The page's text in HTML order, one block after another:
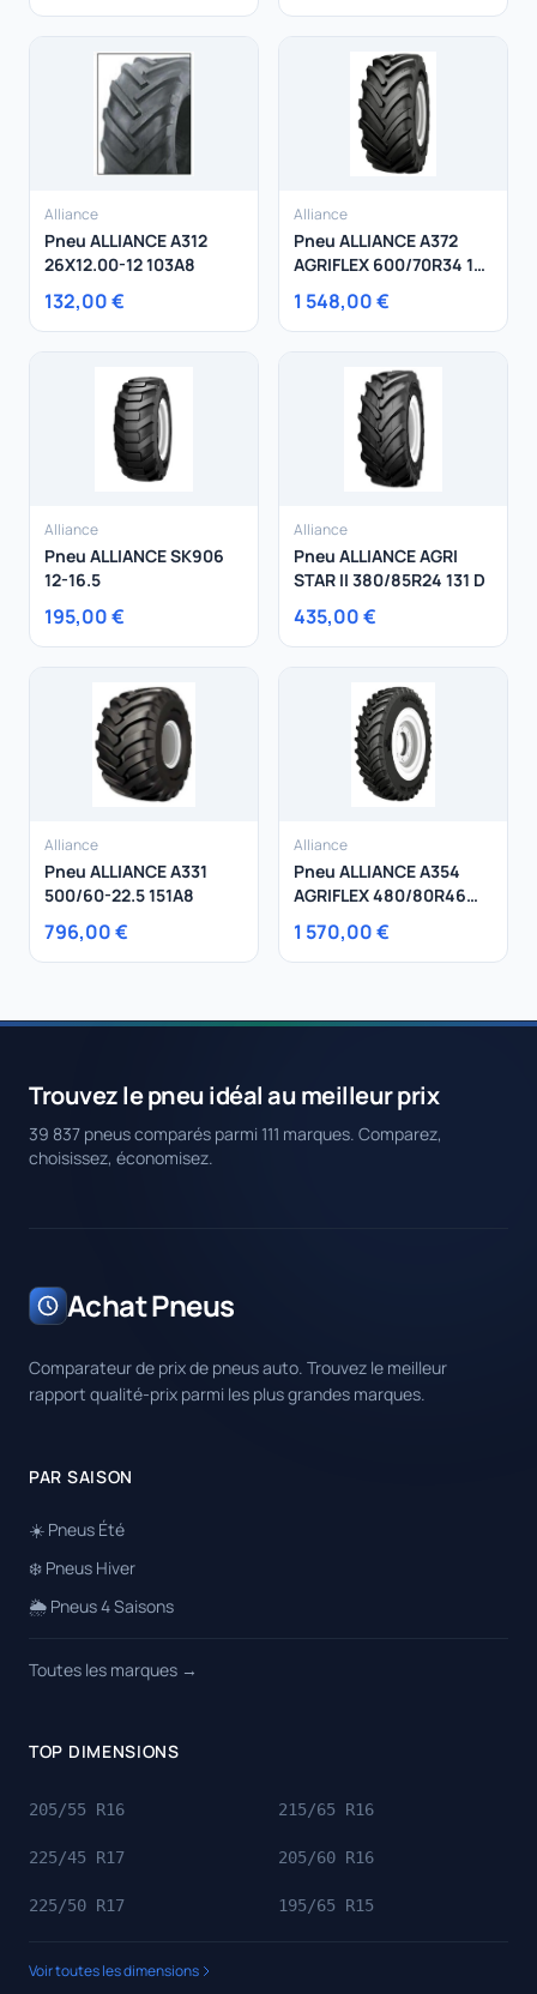
Alliance
Pneu ALLIANCE A312
26X12.00-12 103A8
132,00 €
Alliance
Pneu ALLIANCE A372
AGRIFLEX 600/70R34 167
D
1 548,00 €
Alliance
Pneu ALLIANCE SK906
12-16.5
195,00 €
Alliance
Pneu ALLIANCE AGRI
STAR II 380/85R24 131 D
435,00 €
Alliance
Pneu ALLIANCE A331
500/60-22.5 151A8
796,00 €
Alliance
Pneu ALLIANCE A354
AGRIFLEX 480/80R46
164 D
1 570,00 €
Trouvez le pneu idéal au meilleur prix
39 837 pneus comparés parmi 111 marques. Comparez,
choisissez, économisez.
Achat Pneus
Comparateur de prix de pneus auto. Trouvez le meilleur
rapport qualité-prix parmi les plus grandes marques.
PAR SAISON
☀️ Pneus Été
❄️ Pneus Hiver
🌦️ Pneus 4 Saisons
Toutes les marques →
TOP DIMENSIONS
205/55 R16 215/65 R16
225/45 R17 205/60 R16
225/50 R17 195/65 R15
Voir toutes les dimensions